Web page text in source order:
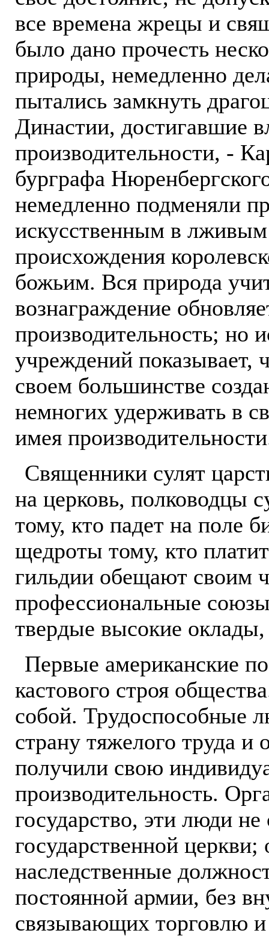
все времена жрецы и
было дано прочесть
природы, немедленно
пытались замкнуть
Династии, достигавшие
производительности, -
бурграфа
немедленно подменяли
искусственным в
происхождения
божьим. Вся природа
вознаграждение
производительность; но
учреждений показывает,
своем большинстве
немногих удерживать в
имея
Священники сулят
на церковь, полководцы
тому, кто падет на поле
щедроты тому, кто
гильдии обещают своим
профессиональные
твердые высокие
Первые американские
кастового строя
собой. Трудоспособные
страну тяжелого труда
получили свою
производительность.
государство, эти люди не
государственной
наследственные
постоянной армии, без
связывающих торговлю